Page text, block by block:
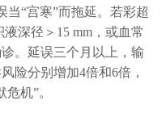
当“宫寒”而拖延。若彩超
深径＞15 mm，或血常
。延误三个月以上，输
险分别增加4倍和6倍，
机”。